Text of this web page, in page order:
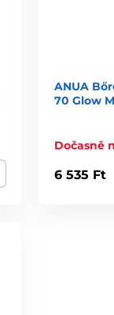
ANUA
70 Glow
Dočasně
6 535 Ft